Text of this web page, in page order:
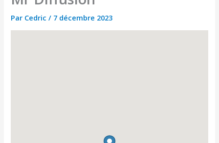
Par Cedric/ 7 décembre 2023